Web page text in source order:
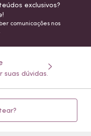
exclusivos?
comunicações nos
suas dúvidas.